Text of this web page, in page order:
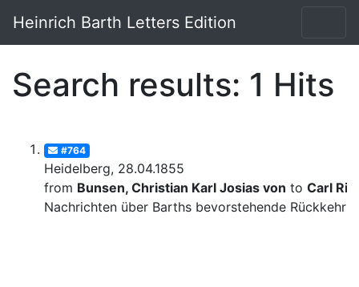
Heinrich Barth Letters Edition
Search results: 1 Hits
#764
Heidelberg, 28.04.1855
from Bunsen, Christian Karl Josias von to Carl
Nachrichten über Barths bevorstehende Rückkehr